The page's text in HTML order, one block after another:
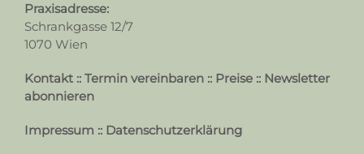
Praxisadresse:
Schrankgasse 12/7
1070 Wien
Kontakt :: Termin vereinbaren :: Preise :: Newsletter
abonnieren
Impressum :: Datenschutzerklärung